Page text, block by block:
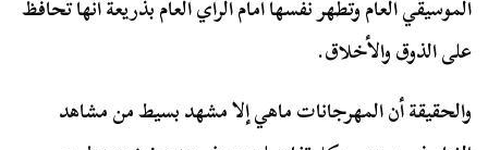
الموسيقي العام وتطهر نفسها أمام الرأي العام بذريعة أنها تحافظ
على الذوق والأخلاق.
والحقيقة أن المهرجانات ماهي إلا مشهد بسيط من مشاهد